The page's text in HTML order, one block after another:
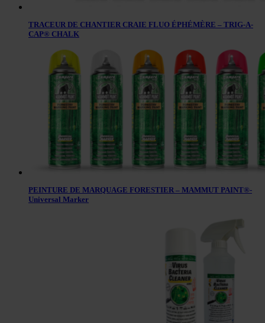
TRACEUR DE CHANTIER CRAIE FLUO ÉPHÉMÈRE – TRIG-A-
CAP® CHALK
PEINTURE DE MARQUAGE FORESTIER – MAMMUT PAINT®-
Universal Marker